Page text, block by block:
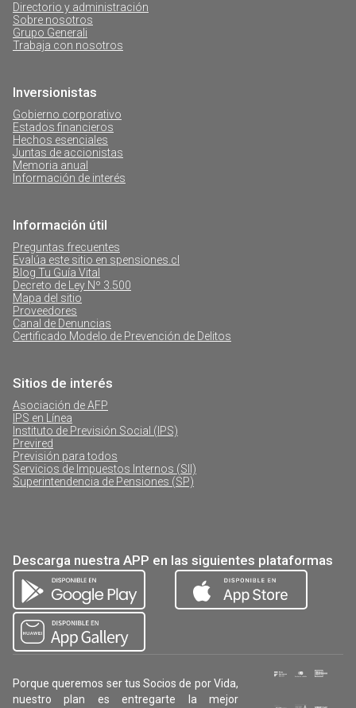
Directorio y administración
Sobre nosotros
Grupo Generali
Trabaja con nosotros
Inversionistas
Gobierno corporativo
Estados financieros
Hechos esenciales
Juntas de accionistas
Memoria anual
Información de interés
Información útil
Preguntas frecuentes
Evalúa este sitio en spensiones.cl
Blog Tu Guía Vital
Decreto de Ley Nº 3.500
Mapa del sitio
Proveedores
Canal de Denuncias
Certificado Modelo de Prevención de Delitos
Sitios de interés
Asociación de AFP
IPS en Línea
Instituto de Previsión Social (IPS)
Previred
Previsión para todos
Servicios de Impuestos Internos (SII)
Superintendencia de Pensiones (SP)
Descarga nuestra APP en las siguientes plataformas
Porque queremos ser tus Socios de por Vida,
nuestro plan es entregarte la mejor